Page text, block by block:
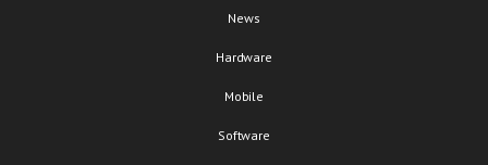
News
Hardware
Mobile
Software